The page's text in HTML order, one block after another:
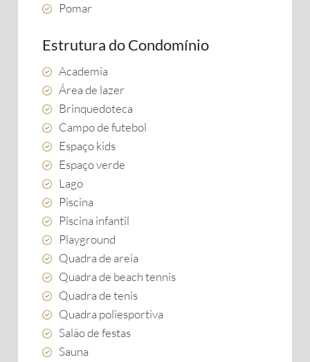
Pomar
Estrutura do Condomínio
Academia
Área de lazer
Brinquedoteca
Campo de futebol
Espaço kids
Espaço verde
Lago
Piscina
Piscina infantil
Playground
Quadra de areia
Quadra de beach tennis
Quadra de tenis
Quadra poliesportiva
Salão de festas
Sauna